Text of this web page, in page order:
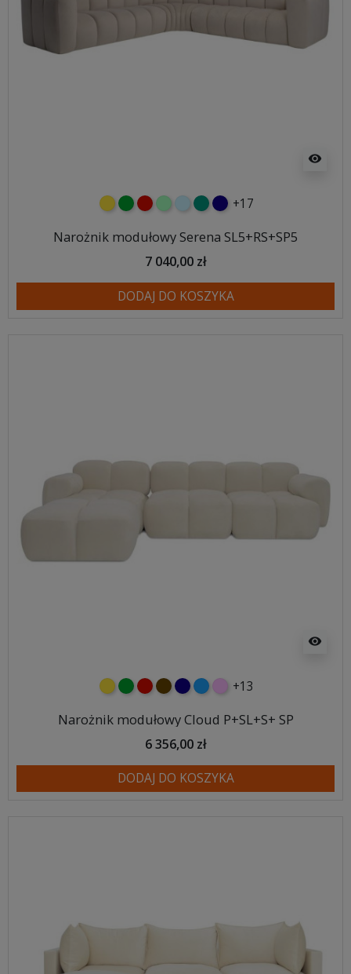
visibility
żółtyzielonyczerwony
miętowybłękitnyturkusowy
granatowy
+17
Narożnik modułowy Serena SL5+RS+SP5
7 040,00 zł
DODAJ DO KOSZYKA
visibility
żółtyzielonyczerwony
czekoladowy
granatowy
niebieski
różowy
+13
Narożnik modułowy Cloud P+SL+S+ SP
6 356,00 zł
DODAJ DO KOSZYKA